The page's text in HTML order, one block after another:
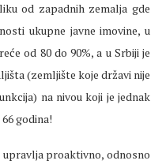
od zapadnih zemalja gde
ukupne javne imovine, u
od 80 do 90%, a u Srbiji je
(zemljište koje državi nije
na nivou koji je jednak
godina!
proaktivno, odnosno